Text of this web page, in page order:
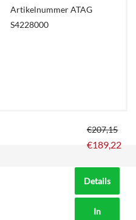
Artikelnummer ATAG
S4228000
€207,15
€189,22
Details
In